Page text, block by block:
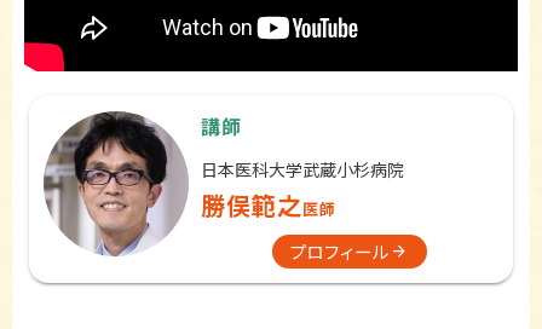
講師
日本医科大学武蔵小杉病院
勝俣範之医師
プロフィール